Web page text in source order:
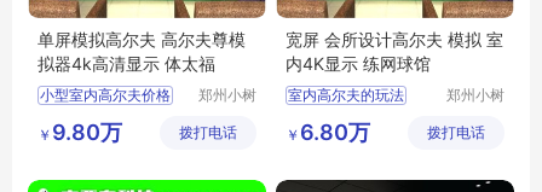
单屏模拟高尔夫 高尔夫尊模
拟器4k高清显示 体太福
小型室内高尔夫价格
室内高尔夫的价钱
高尔夫室内高尔夫
郑州小树
有限公司
￥ 9.80万 拨打电话
宽屏 会所设计高尔夫 模拟 室
内4K显示 练网球馆
室内高尔夫的玩法
单屏高尔夫模拟器
高尔夫室内模拟器价格
郑州小树
有限公司
￥ 6.80万 拨打电话